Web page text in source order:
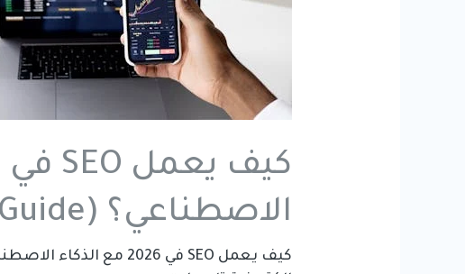
الاصطناعي؟ (AI SEO Guide شامل)
كيف يعمل SEO في 2026 مع الذكاء الاصطناعي